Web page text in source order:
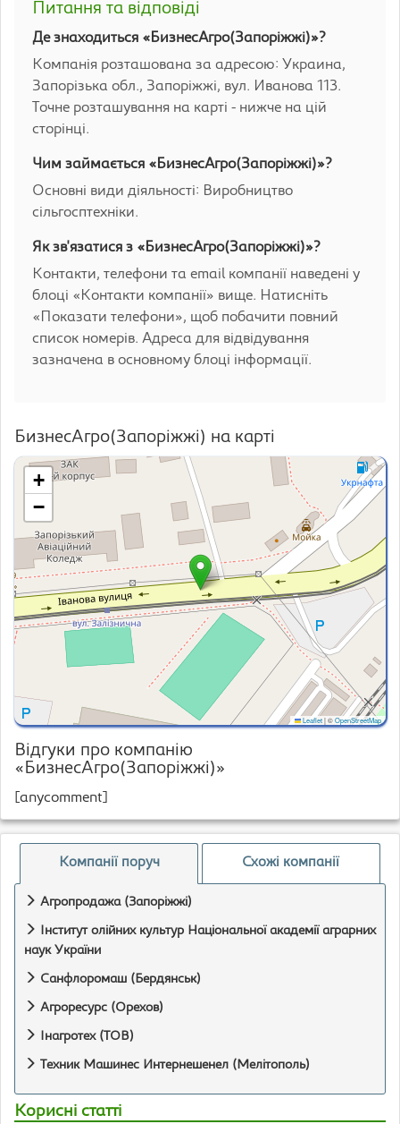
Питання та відповіді
Де знаходиться «БизнесАгро(Запоріжжі)»?
Компанія розташована за адресою: Украина,
Запорізька обл., Запоріжжі, вул. Иванова 113.
Точне розташування на карті - нижче на цій
сторінці.
Чим займається «БизнесАгро(Запоріжжі)»?
Основні види діяльності: Виробництво
сільгосптехніки.
Як зв'язатися з «БизнесАгро(Запоріжжі)»?
Контакти, телефони та email компанії наведені у
блоці «Контакти компанії» вище. Натисніть
«Показати телефони», щоб побачити повний
список номерів. Адреса для відвідування
зазначена в основному блоці інформації.
БизнесАгро(Запоріжжі) на карті
+
−
Leaflet|©OpenStreetMap
Відгуки про компанію
«БизнесАгро(Запоріжжі)»
[anycomment]
Компанії поруч Схожі компанії
Агропродажа (Запоріжжі)
Інститут олійних культур Національної академії аграрних
наук України
Санфлоромаш (Бердянськ)
Агроресурс (Орехов)
Інагротех (ТОВ)
Техник Машинес Интернешенел (Мелітополь)
Корисні статті